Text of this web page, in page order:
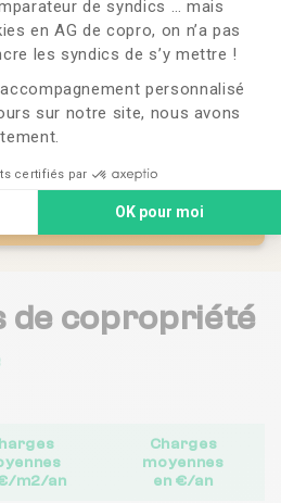
de syndics … mais
en AG de copro, on n’a pas
les syndics de s’y mettre !
personnalisé
sur notre site, nous avons
certifiés par
OK pour moi
consent
de syndics
de copropriété
m2/an
Charges
moyennes
en €/an